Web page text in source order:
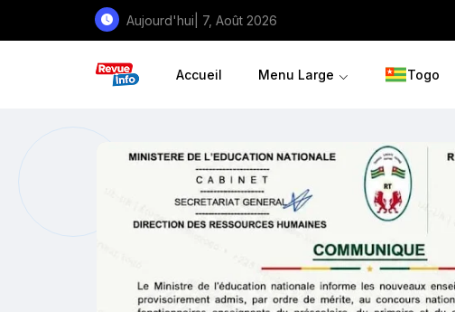
Aujourd'hui| 7, Août 2026
Accueil Menu Large Togo